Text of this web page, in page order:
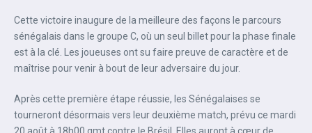
Cette victoire inaugure de la meilleure des façons le parcours
sénégalais dans le groupe C, où un seul billet pour la phase finale
est à la clé. Les joueuses ont su faire preuve de caractère et de
maîtrise pour venir à bout de leur adversaire du jour.
Après cette première étape réussie, les Sénégalaises se
tourneront désormais vers leur deuxième match, prévu ce mardi